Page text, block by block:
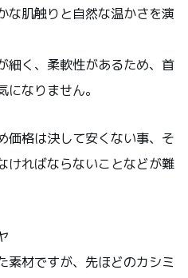
な肌触りと自然な温かさを演
細く、柔軟性があるため、首
なりません。
価格は決して安くない事、そ
ければならないことなどが難
素材ですが、先ほどのカシミ